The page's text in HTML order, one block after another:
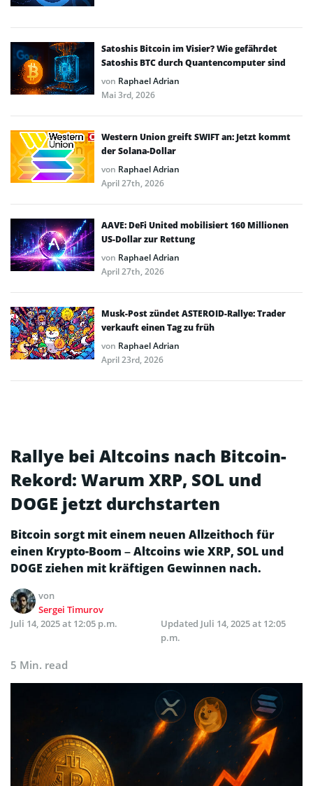
Satoshis Bitcoin im Visier? Wie gefährdet
Satoshis BTC durch Quantencomputer sind
von Raphael Adrian
Mai 3rd, 2026
Western Union greift SWIFT an: Jetzt kommt
der Solana-Dollar
von Raphael Adrian
April 27th, 2026
AAVE: DeFi United mobilisiert 160 Millionen
US-Dollar zur Rettung
von Raphael Adrian
April 27th, 2026
Musk-Post zündet ASTEROID-Rallye: Trader
verkauft einen Tag zu früh
von Raphael Adrian
April 23rd, 2026
Rallye bei Altcoins nach Bitcoin-
Rekord: Warum XRP, SOL und
DOGE jetzt durchstarten
Bitcoin sorgt mit einem neuen Allzeithoch für
einen Krypto-Boom – Altcoins wie XRP, SOL und
DOGE ziehen mit kräftigen Gewinnen nach.
von
Sergei Timurov
Juli 14, 2025 at 12:05 p.m.
Updated Juli 14, 2025 at 12:05
p.m.
5 Min. read